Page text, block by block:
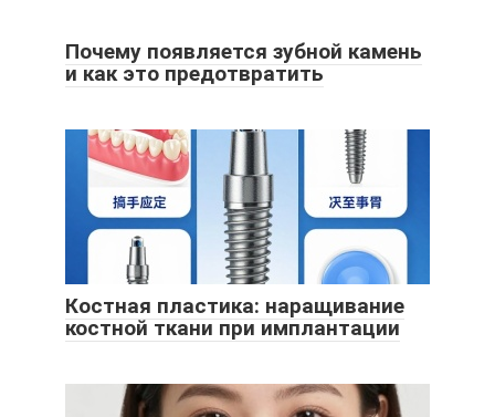
Почему появляется зубной камень
и как это предотвратить
Костная пластика: наращивание
костной ткани при имплантации